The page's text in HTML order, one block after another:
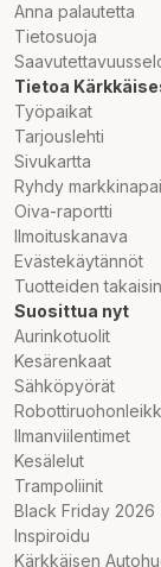
Anna palautetta
Tietosuoja
Tietoa
Työpaikat
Tarjouslehti
Sivukartta
Ryhdy
Oiva-raportti
Ilmoituskanava
Evästekäytännöt
Tuotteiden
Suosittua nyt
Aurinkotuolit
Kesärenkaat
Sähköpyörät
Ilmanviilentimet
Kesälelut
Trampoliinit
Black Friday 2026
Inspiroidu
Kärkkäisen